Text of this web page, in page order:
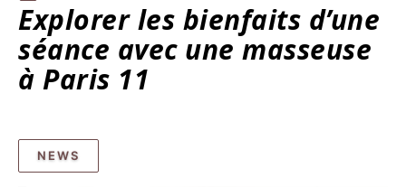
Explorer les bienfaits d’une
séance avec une masseuse
à Paris 11
NEWS